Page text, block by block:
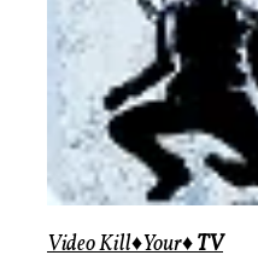
Video Kill♦️Your♦️TV